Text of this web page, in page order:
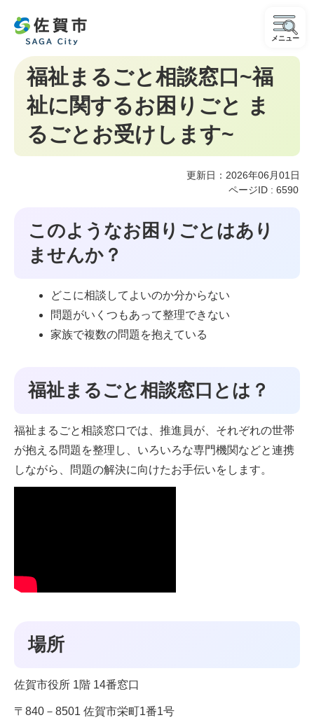
メニュー
福祉まるごと相談窓口~福
祉に関するお困りごと ま
るごとお受けします~
更新日：2026年06月01日
ページID : 6590
このようなお困りごとはあり
ませんか？
どこに相談してよいのか分からない
問題がいくつもあって整理できない
家族で複数の問題を抱えている
福祉まるごと相談窓口とは？
福祉まるごと相談窓口では、推進員が、それぞれの世帯
が抱える問題を整理し、いろいろな専門機関などと連携
しながら、問題の解決に向けたお手伝いをします。
場所
佐賀市役所 1階 14番窓口
〒840－8501 佐賀市栄町1番1号